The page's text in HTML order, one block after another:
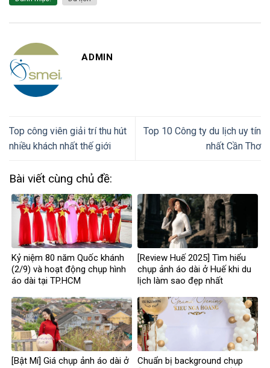
ADMIN
Top công viên giải trí thu hút
nhiều khách nhất thế giới
Top 10 Công ty du lịch uy tín
nhất Cần Thơ
Bài viết cùng chủ đề:
Kỷ niệm 80 năm Quốc khánh
(2/9) và hoạt động chụp hình
áo dài tại TP.HCM
[Review Huế 2025] Tìm hiểu
chụp ảnh áo dài ở Huế khi du
lịch làm sao đẹp nhất
[Bật Mí] Giá chụp ảnh áo dài ở
Chuẩn bị background chụp